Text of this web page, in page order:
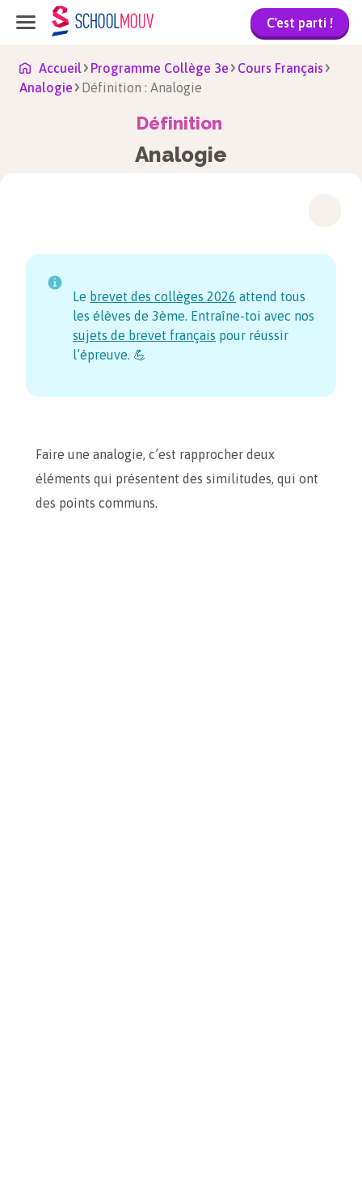
C'est parti !
Accueil Programme Collège 3e
Cours Français
Analogie
Définition : Analogie
Définition
Analogie
Le brevet des collèges 2026 attend tous
les élèves de 3ème. Entraîne-toi avec nos
sujets de brevet français pour réussir
l’épreuve. 💪
Faire une analogie, c’est rapprocher deux
éléments qui présentent des similitudes, qui ont
des points communs.